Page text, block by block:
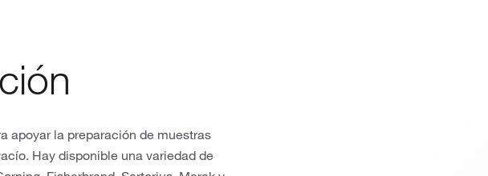
apoyar la preparación de muestras
Hay disponible una variedad de